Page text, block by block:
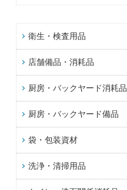
衛生・検査用品
店舗備品・消耗品
厨房・バックヤード消耗品
厨房・バックヤード備品
袋・包装資材
洗浄・清掃用品